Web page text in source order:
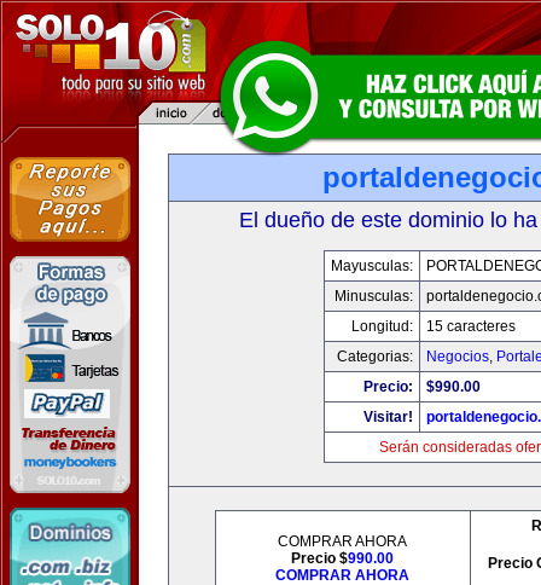
El dueño de este dominio lo
Mayusculas:
Minusculas:
Longitud:
15 caracteres
Categorias:
Negocios,
Precio:
$990.00
Visitar!
Serán consideradas
COMPRAR AHORA
Precio $990.00
COMPRAR AHORA
Precio